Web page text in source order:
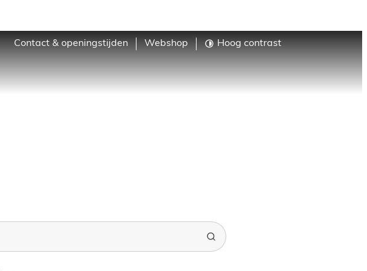
Contact & openingstijden Webshop Hoog contrast
Zoeken